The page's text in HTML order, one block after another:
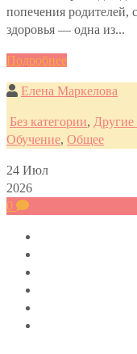
попечения родителей,
здоровья — одна из...
Подробнее
Елена Маркелова
Без категории,
Обучение, Общее
24 Июл
2026
0